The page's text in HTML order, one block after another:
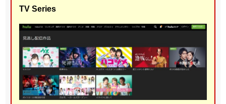
TV Series